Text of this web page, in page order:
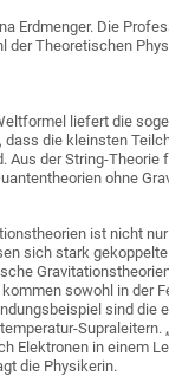
Erdmenger. Die
der Theoretischen
liefert die
die kleinsten
der String-Theorie
ohne
ist nicht
sich stark
sowohl in der
sind die
Supraleitern.
Elektronen in einem
die Physikerin.